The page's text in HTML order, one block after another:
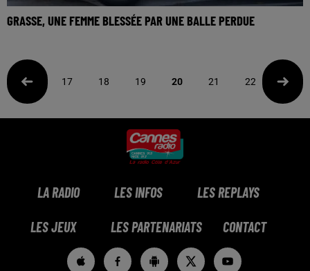
GRASSE, UNE FEMME BLESSÉE PAR UNE BALLE PERDUE
17 18 19 20 21 22 23
LA RADIO LES INFOS LES REPLAYS
LES JEUX LES PARTENARIATS CONTACT